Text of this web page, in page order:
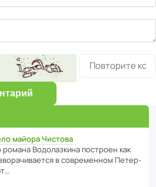
майора Чистова
Водо­ла­з­кина пост­роен как
в совре­менном Пете­р­